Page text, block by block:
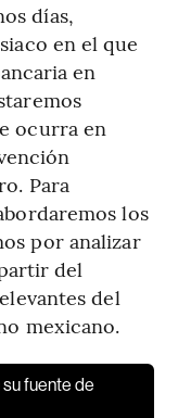
días,
en el que
en
ocurra en
Para
los
por analizar
del
del
mexicano.
su fuente de